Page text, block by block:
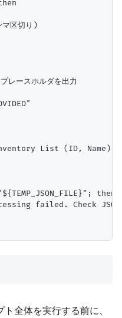
区切り)
レースホルダを出力
List (ID, Name)
then
failed. Check
ト全体を実行する前に、